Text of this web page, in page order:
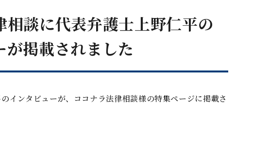
相談に代表弁護士上野仁平の
が掲載されました
インタビューが、ココナラ法律相談様の特集ページに掲載さ